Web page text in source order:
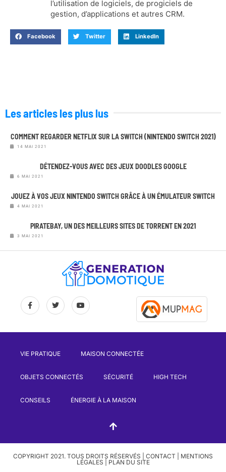
l’utilisation de logiciels, de progiciels de
gestion, d’applications et autres CRM.
Facebook Twitter LinkedIn
Les articles les plus lus
COMMENT REGARDER NETFLIX SUR LA SWITCH (NINTENDO SWITCH 2021)
14 MAI 2021
DÉTENDEZ-VOUS AVEC DES JEUX DOODLES GOOGLE
6 MAI 2021
JOUEZ À VOS JEUX NINTENDO SWITCH GRÂCE À UN ÉMULATEUR SWITCH
4 MAI 2021
PIRATEBAY, UN DES MEILLEURS SITES DE TORRENT EN 2021
3 MAI 2021
VIE PRATIQUE MAISON CONNECTÉE
OBJETS CONNECTÉS SÉCURITÉ HIGH TECH
CONSEILS ÉNERGIE À LA MAISON
COPYRIGHT 2021. TOUS DROITS RÉSERVÉS | CONTACT
MENTIONS
LÉGALES
PLAN DU SITE